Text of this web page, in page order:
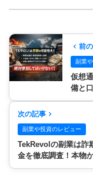
前
副業
仮想
備と
次の記事
副業や投資のレビュー
TekRevolの副業は詐
金を徹底調査！本物